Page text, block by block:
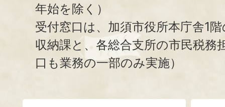
年始を除く）
受付窓口は、加須市役所本庁舎1
収納課と、 各総合支所の市民税務
口も業務の一部のみ実施）